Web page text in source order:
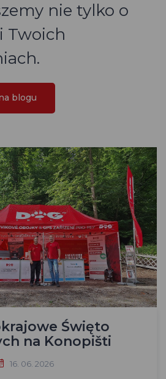
nie tylko o
Twoich
blogu
Święto
na Konopišti
16. 06. 2026